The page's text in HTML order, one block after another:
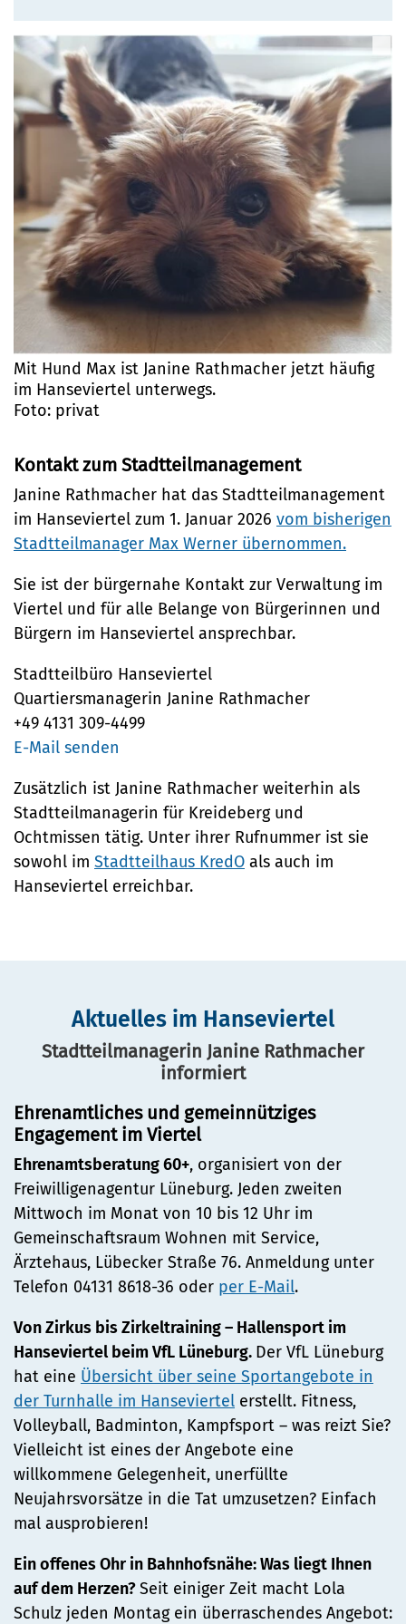
Mit Hund Max ist Janine Rathmacher jetzt häufig
im Hanseviertel unterwegs.
Foto: privat
Kontakt zum Stadtteilmanagement
Janine Rathmacher hat das Stadtteilmanagement
im Hanseviertel zum 1. Januar 2026 vom bisherigen
Stadtteilmanager Max Werner übernommen.
Sie ist der bürgernahe Kontakt zur Verwaltung im
Viertel und für alle Belange von Bürgerinnen und
Bürgern im Hanseviertel ansprechbar.
Stadtteilbüro Hanseviertel
Quartiersmanagerin Janine Rathmacher
+49 4131 309-4499
E-Mail senden
Zusätzlich ist Janine Rathmacher weiterhin als
Stadtteilmanagerin für Kreideberg und
Ochtmissen tätig. Unter ihrer Rufnummer ist sie
sowohl im Stadtteilhaus KredO als auch im
Hanseviertel erreichbar.
Aktuelles im Hanseviertel
Stadtteilmanagerin Janine Rathmacher
informiert
Ehrenamtliches und gemeinnütziges
Engagement im Viertel
Ehrenamtsberatung 60+, organisiert von der
Freiwilligenagentur Lüneburg. Jeden zweiten
Mittwoch im Monat von 10 bis 12 Uhr im
Gemeinschaftsraum Wohnen mit Service,
Ärztehaus, Lübecker Straße 76. Anmeldung unter
Telefon 04131 8618-36 oder per E-Mail.
Von Zirkus bis Zirkeltraining – Hallensport im
Hanseviertel beim VfL Lüneburg. Der VfL Lüneburg
hat eine Übersicht über seine Sportangebote in
der Turnhalle im Hanseviertel erstellt. Fitness,
Volleyball, Badminton, Kampfsport – was reizt Sie?
Vielleicht ist eines der Angebote eine
willkommene Gelegenheit, unerfüllte
Neujahrsvorsätze in die Tat umzusetzen? Einfach
mal ausprobieren!
Ein offenes Ohr in Bahnhofsnähe: Was liegt Ihnen
auf dem Herzen?Seit einiger Zeit macht Lola
Schulz jeden Montag ein überraschendes Angebot: